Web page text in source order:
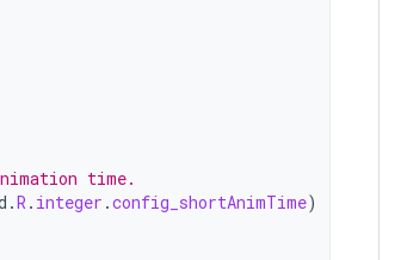
time.
.R . integer .config_shortAnimTime)